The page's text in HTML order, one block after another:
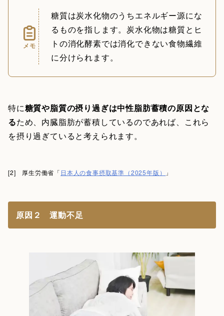
メモ
糖質は炭水化物のうちエネルギー源にな
るものを指します。炭水化物は糖質とヒ
トの消化酵素では消化できない食物繊維
に分けられます。
特に糖質や脂質の摂り過ぎは中性脂肪蓄積の原因とな
るため、内臓脂肪が蓄積しているのであれば、これら
を摂り過ぎていると考えられます。
[2] 厚生労働省「 日本人の食事摂取基準（2025年版） 」
原因２ 運動不足